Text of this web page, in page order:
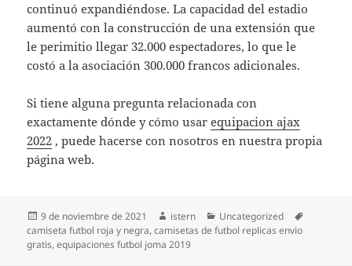
continuó expandiéndose. La capacidad del estadio
aumentó con la construcción de una extensión que
le perimitio llegar 32.000 espectadores, lo que le
costó a la asociación 300.000 francos adicionales.
Si tiene alguna pregunta relacionada con
exactamente dónde y cómo usarequipacion ajax
2022 , puede hacerse con nosotros en nuestra propia
página web.
Publicado
el
9 de noviembre de 2021 Autor
istern Categorías
Uncategorized
camiseta futbol roja y negra,camisetas de futbol replicas envio
gratis,equipaciones futbol joma 2019